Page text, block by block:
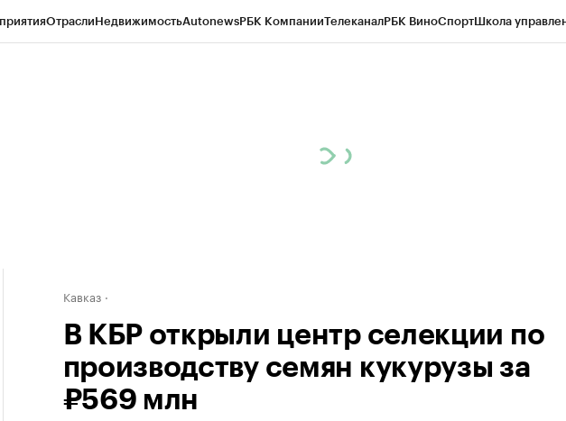
ОтраслиНедвижимостьAutonewsРБК КомпанииТелеканалРБК ВиноСпортШкола
Кавказ
В КБР открыли центр селекции по
производству семян кукурузы за
₽569 млн